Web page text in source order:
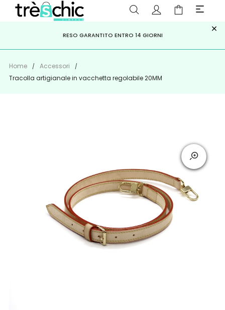
PAGA A RATE CONKLARNA,HEYLIGHT, APPAGO
ISCRIVITI ALLA NEWSLETTER PER NON PERDERE SCONTI E
OFFERTE IMPERDIBILI!
RESO GARANTITO ENTRO 14 GIORNI ×
Home
Accessori
Tracolla artigianale in vacchetta regolabile 20MM